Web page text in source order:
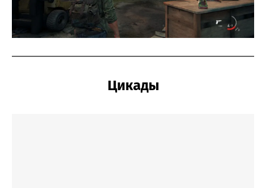
Цикады